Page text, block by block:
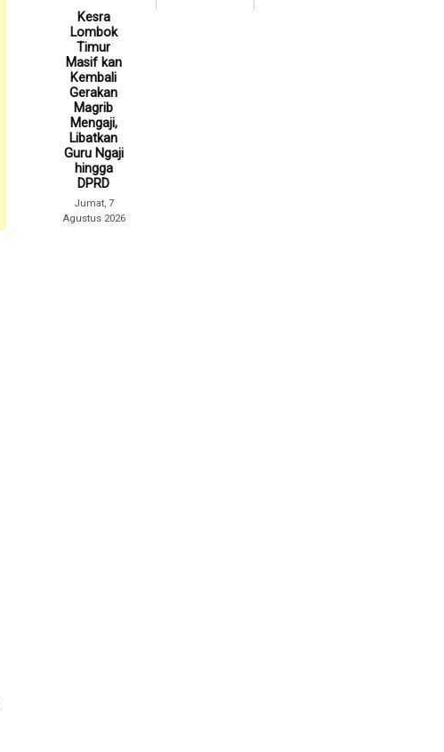
Kesra
Lombok
Timur
Masif kan
Kembali
Gerakan
Magrib
Mengaji,
Libatkan
Guru Ngaji
hingga
DPRD
Jumat, 7
Agustus 2026